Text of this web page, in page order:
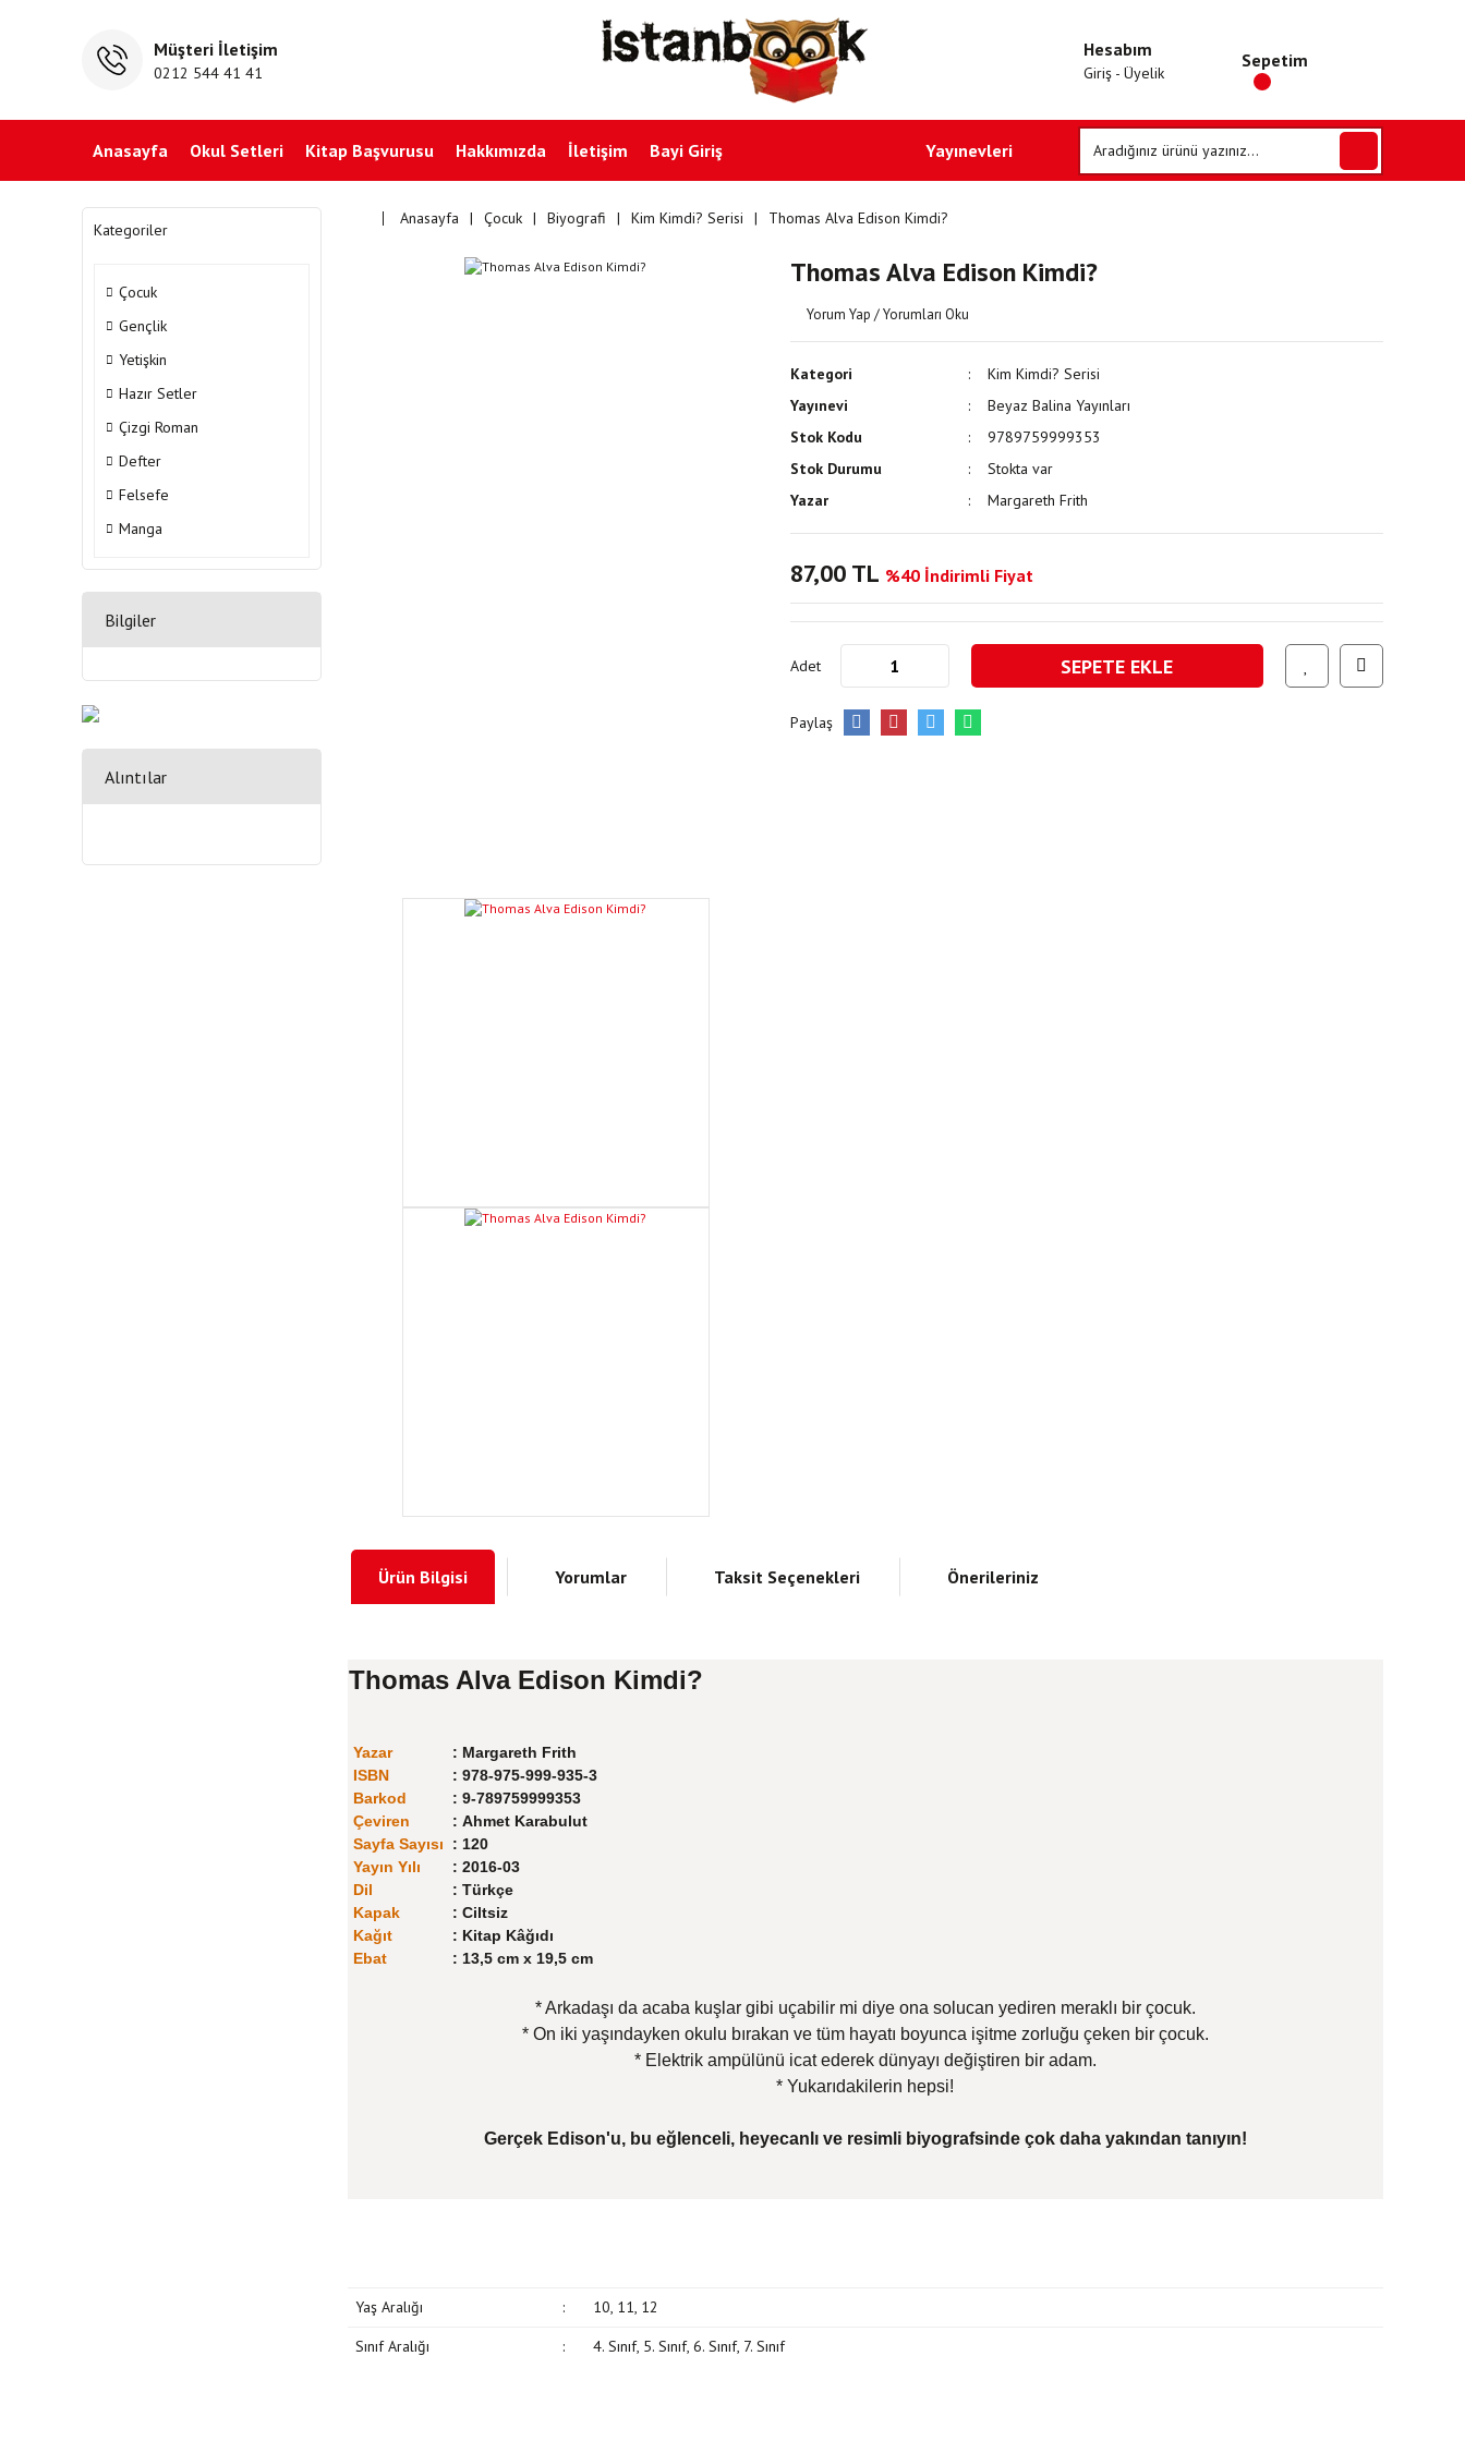
Müşteri İletişim
0212 544 41 41
Hesabım
Giriş - Üyelik
Sepetim
Anasayfa Okul Setleri Kitap Başvurusu Hakkımızda İletişim Bayi Giriş Yayınevleri
Kategoriler
Çocuk
Gençlik
Yetişkin
Hazır Setler
Çizgi Roman
Defter
Felsefe
Manga
Bilgiler
Alıntılar
Anasayfa Çocuk Biyografi Kim Kimdi? Serisi Thomas Alva Edison Kimdi?
Thomas Alva Edison Kimdi?
Yorum Yap / Yorumları Oku
Kategori
Kim Kimdi? Serisi
Yayınevi
Beyaz Balina Yayınları
Stok Kodu
9789759999353
Stok Durumu
Stokta var
Yazar
Margareth Frith
87,00 TL %40 İndirimli Fiyat
Adet SEPETE EKLE
Paylaş
Ürün Bilgisi Yorumlar Taksit Seçenekleri Önerileriniz
Thomas Alva Edison Kimdi?
Yazar : Margareth Frith
ISBN
: 978-975-999-935-3
Barkod
: 9-789759999353
Çeviren
: Ahmet Karabulut
Sayfa Sayısı
: 120
Yayın Yılı
: 2016-03
Dil
: Türkçe
Kapak
: Ciltsiz
Kağıt
: Kitap Kâğıdı
Ebat
: 13,5 cm x 19,5 cm
* Arkadaşı da acaba kuşlar gibi uçabilir mi diye ona solucan yediren meraklı bir çocuk.
* On iki yaşındayken okulu bırakan ve tüm hayatı boyunca işitme zorluğu çeken bir çocuk.
* Elektrik ampülünü icat ederek dünyayı değiştiren bir adam.
* Yukarıdakilerin hepsi!
Gerçek Edison'u, bu eğlenceli, heyecanlı ve resimli biyografsinde çok daha yakından tanıyın!
Yaş Aralığı :
10, 11, 12
Sınıf Aralığı
: 4. Sınıf, 5. Sınıf, 6. Sınıf, 7. Sınıf